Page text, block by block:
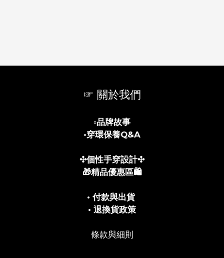
☞ 關於我們
▫️品牌故事
▫️穿環保養Q&A
✣個性手穿設計✣
🎁精品優惠區🛍️
• 付款與出貨
• 退換貨政策
條款與細則